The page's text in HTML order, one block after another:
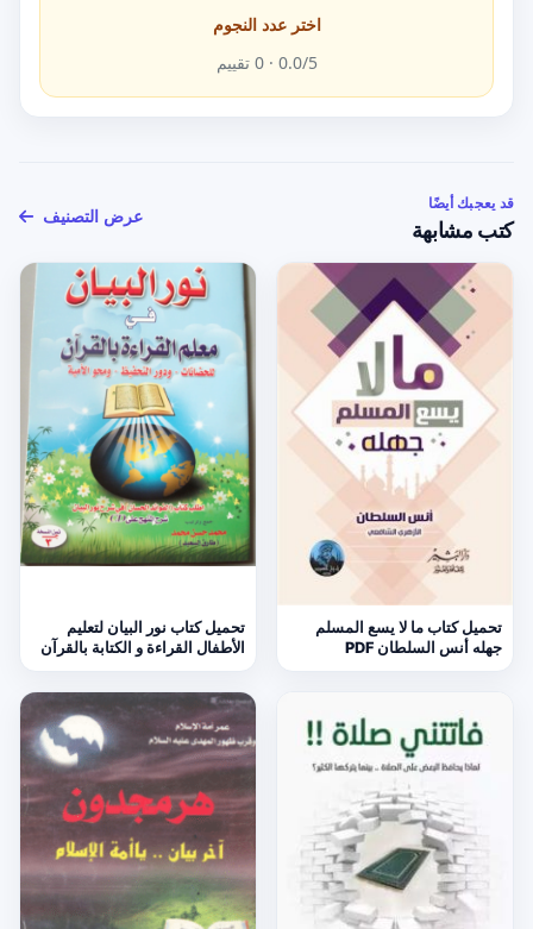
اختر عدد النجوم
0.0/5 ·
0 تقييم
قد يعجبك أيضًا
كتب مشابهة
عرض التصنيف
تحميل كتاب ما لا يسع المسلم
جهله أنس السلطان PDF
تحميل كتاب نور البيان لتعليم
الأطفال القراءة و الكتابة بالقرآن